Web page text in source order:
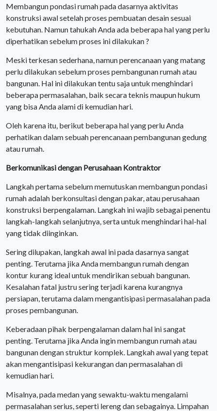
Membangun pondasi rumah pada dasarnya aktivitas
konstruksi awal setelah proses pembuatan desain sesuai
kebutuhan. Namun tahukah Anda ada beberapa hal yang perlu
diperhatikan sebelum proses ini dilakukan ?
Meski terkesan sederhana, namun perencanaan yang matang
perlu dilakukan sebelum proses pembangunan rumah atau
bangunan. Hal ini dilakukan tentu saja untuk menghindari
beberapa permasalahan, baik secara teknis maupun hukum
yang bisa Anda alami di kemudian hari.
Oleh karena itu, berikut beberapa hal yang perlu Anda
perhatikan dalam sebuah perencanaan pembangunan gedung
atau rumah.
Berkomunikasi dengan Perusahaan Kontraktor
Langkah pertama sebelum memutuskan membangun pondasi
rumah adalah berkonsultasi dengan pakar, atau perusahaan
konstruksi berpengalaman. Langkah ini wajib sebagai penentu
langkah-langkah selanjutnya, serta untuk menghindari hal-hal
yang tidak diinginkan.
Sering dilupakan, langkah awal ini pada dasarnya sangat
penting. Terutama jika Anda membangun rumah dengan
kontur kurang ideal untuk mendirikan sebuah bangunan.
Kesalahan fatal justru sering terjadi karena kurangnya
persiapan, terutama dalam mengantisipasi permasalahan pada
proses pembangunan.
Keberadaan pihak berpengalaman dalam hal ini sangat
penting. Terutama jika Anda ingin membangun rumah atau
bangunan dengan struktur komplek. Langkah awal yang tepat
akan mengantisipasi kekurangan dan permasalahan di
kemudian hari.
Misalnya, pada medan yang sewaktu-waktu mengalami
permasalahan serius, seperti lereng dan sebagainya. Limpahan